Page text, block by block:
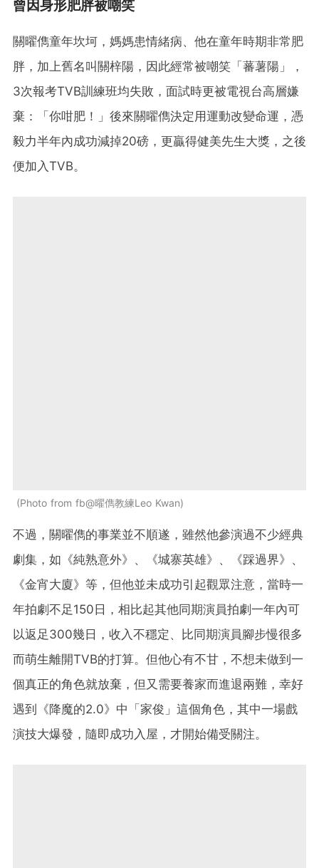
曾因身形肥胖被嘲笑
關曜儁童年坎坷，媽媽患情緒病、他在童年時期非常肥
胖，加上舊名叫關梓陽，因此經常被嘲笑「蕃薯陽」，
3次報考TVB訓練班均失敗，面試時更被電視台高層嫌
棄：「你咁肥！」後來關曜儁決定用運動改變命運，憑
毅力半年內成功減掉20磅，更贏得健美先生大獎，之後
便加入TVB。
Photo from fb@曜儁教練Leo Kwan
不過，關曜儁的事業並不順遂，雖然他參演過不少經典
劇集，如《純熟意外》、《城寨英雄》、《踩過界》、
《金宵大廈》等，但他並未成功引起觀眾注意，當時一
年拍劇不足150日，相比起其他同期演員拍劇一年內可
以返足300幾日，收入不穩定、比同期演員腳步慢很多
而萌生離開TVB的打算。但他心有不甘，不想未做到一
個真正的角色就放棄，但又需要養家而進退兩難，幸好
遇到《降魔的2.0》中「家俊」這個角色，其中一場戲
演技大爆發，隨即成功入屋，才開始備受關注。